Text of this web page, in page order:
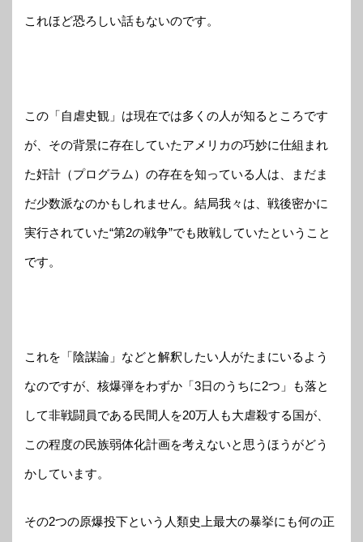
これほど恐ろしい話もないのです。
この「自虐史観」は現在では多くの人が知るところです
が、その背景に存在していたアメリカの巧妙に仕組まれ
た奸計（プログラム）の存在を知っている人は、まだま
だ少数派なのかもしれません。結局我々は、戦後密かに
実行されていた“第2の戦争”でも敗戦していたということ
です。
これを「陰謀論」などと解釈したい人がたまにいるよう
なのですが、核爆弾をわずか「3日のうちに2つ」も落と
して非戦闘員である民間人を20万人も大虐殺する国が、
この程度の民族弱体化計画を考えないと思うほうがどう
かしています。
その2つの原爆投下という人類史上最大の暴挙にも何の正